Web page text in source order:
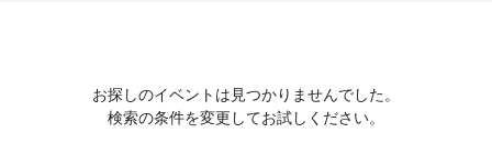
お探しのイベントは見つかりませんでした。
検索の条件を変更してお試しください。